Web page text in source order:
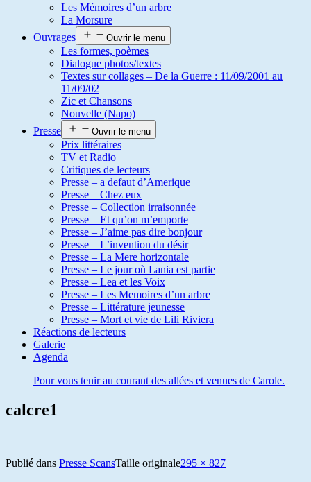
Les Mémoires d’un arbre
La Morsure
Ouvrages
Ouvrir le menu
Les formes, poèmes
Dialogue photos/textes
Textes sur collages – De la Guerre : 11/09/2001 au
11/09/02
Zic et Chansons
Nouvelle (Napo)
Presse
Ouvrir le menu
Prix littéraires
TV et Radio
Critiques de lecteurs
Presse – a defaut d’Amerique
Presse – Chez eux
Presse – Collection irraisonnée
Presse – Et qu’on m’emporte
Presse – J’aime pas dire bonjour
Presse – L’invention du désir
Presse – La Mere horizontale
Presse – Le jour où Lania est partie
Presse – Lea et les Voix
Presse – Les Memoires d’un arbre
Presse – Littérature jeunesse
Presse – Mort et vie de Lili Riviera
Réactions de lecteurs
Galerie
Agenda
Pour vous tenir au courant des allées et venues de Carole.
calcre1
Publié dans Presse ScansTaille originale295 × 827